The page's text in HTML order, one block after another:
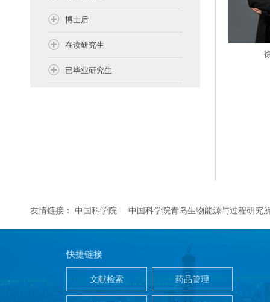
博士后
在读研究生
已毕业研究生
友情链接： 中国科学院 中国科学院青岛生物能源与过程研究
快捷链接
药品管理
文献检索